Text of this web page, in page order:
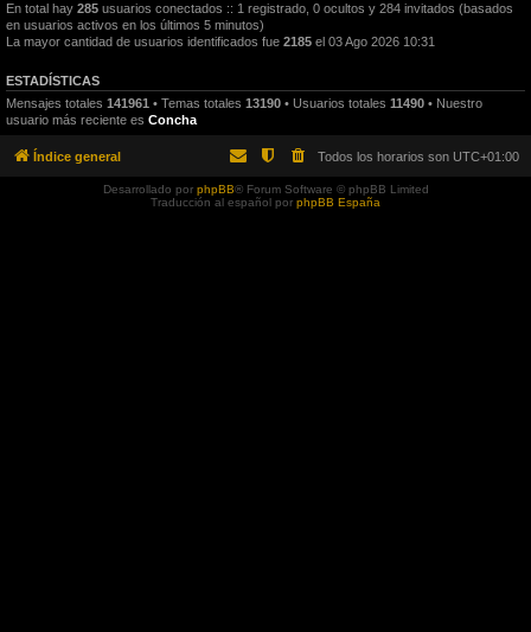
En total hay 285 usuarios conectados :: 1 registrado, 0 ocultos y 284 invitados (basados
en usuarios activos en los últimos 5 minutos)
La mayor cantidad de usuarios identificados fue 2185 el 03 Ago 2026 10:31
ESTADÍSTICAS
Mensajes totales 141961 • Temas totales 13190 • Usuarios totales 11490 • Nuestro
usuario más reciente es Concha
Índice general Todos los horarios son UTC+01:00
Desarrollado por phpBB® Forum Software © phpBB Limited
Traducción al español por phpBB España